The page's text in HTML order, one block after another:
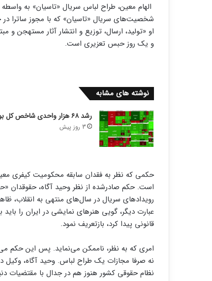
الهام معین، طراح لباس سریال «تاسیان» به
شخصیت‌های سریال «تاسیان» که با مجوز ساترا
او «تولید، ارسال، توزیع و انتشار آثار مستهجن
و یک روز حبس تعزیری است.
نوشته های مشابه
رشد ۶۸ هزار واحدی شاخص کل بورس
3 روز پیش
حکمی که نظر به فقدان سابقه محکومیت کیفری
است. حکم صادرشده از نظر وحید آگاه، حقوقدان
رویدادهای سریال در سال‌های منتهی به انقلاب،
عبارت دیگر، گویی هنرهای نمایشی در ایران را
قانونی پیدا کرد، بازتعریف نمود.
امری که به نظر، ناممکن می‌نماید. پس این حکم
نه صرفا مجازات یک طراح لباس. وحید آگاه، وکیل
نظام حقوقی کشور هنوز هم در جدال با مقتضیات